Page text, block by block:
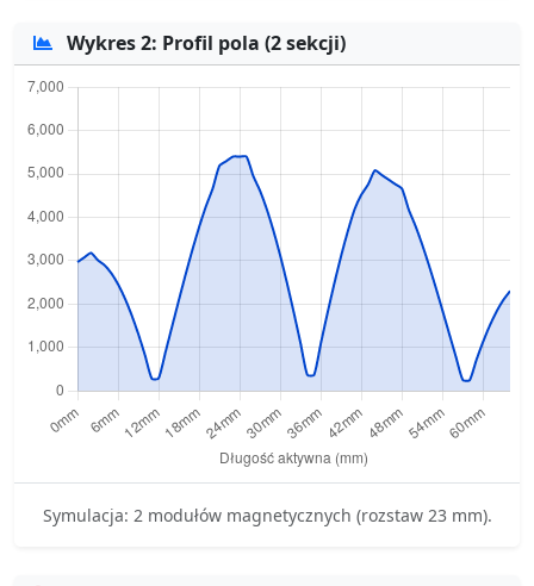
Wykres 2: Profil pola (2 sekcji)
Symulacja: 2 modułów magnetycznych (rozstaw 23 mm).